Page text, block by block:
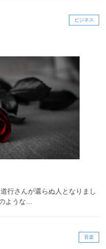
ビジネス
行さんが還らぬ人となりまし
ような…
音楽